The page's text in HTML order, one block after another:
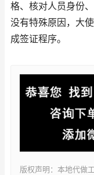
格、核对人员身份
没有特殊原因，大
成签证程序。
版权声明：本地代做